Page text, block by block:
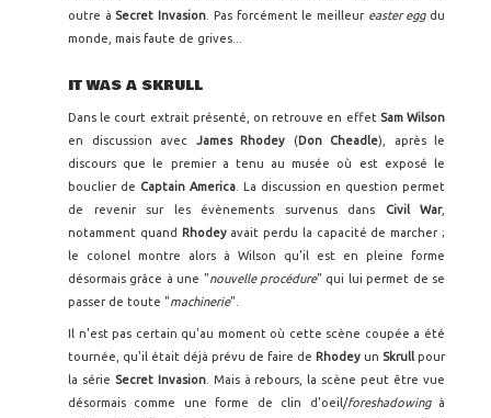
outre à Secret Invasion . Pas forcément le meilleur easter eggdu
monde, mais faute de grives...
IT WAS A SKRULL
Dans le court extrait présenté, on retrouve en effet Sam Wilson
en discussion avec James Rhodey (Don Cheadle), après le
discours que le premier a tenu au musée où est exposé le
bouclier de Captain America . La discussion en question permet
de revenir sur les évènements survenus dans
Civil War,
notamment quand
Rhodey avait perdu la capacité de marcher ;
le colonel montre alors à Wilson qu'il est en pleine forme
désormais grâce à une "nouvelle procédure" qui lui permet de se
passer de toute "machinerie".
Il n'est pas certain qu'au moment où cette scène coupée a été
tournée, qu'il était déjà prévu de faire de Rhodey un Skrull pour
la série Secret Invasion. Mais à rebours, la scène peut être vue
désormais comme une forme de clin d'oeil/foreshadowing à